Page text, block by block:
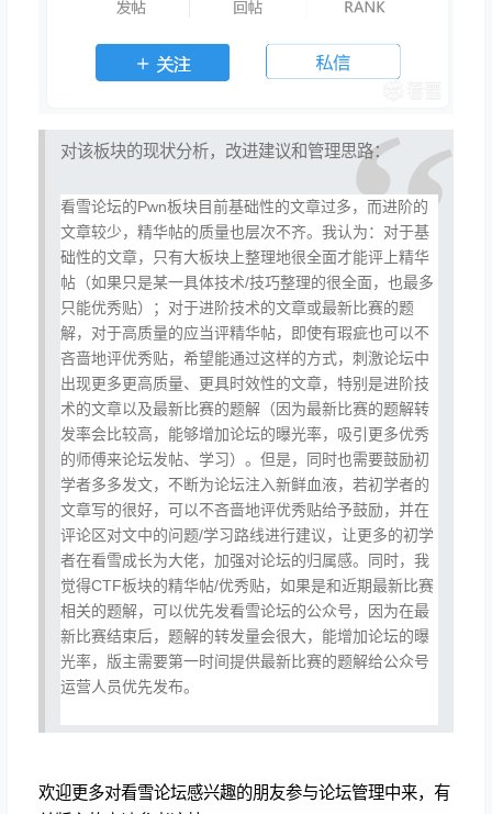
对该板块的现状分析，改进建议和管理思路：
看雪论坛的Pwn板块目前基础性的文章过多，而进阶的
文章较少，精华帖的质量也层次不齐。我认为：对于基
础性的文章，只有大板块上整理地很全面才能评上精华
帖（如果只是某一具体技术/技巧整理的很全面，也最多
只能优秀贴）；对于进阶技术的文章或最新比赛的题
解，对于高质量的应当评精华帖，即使有瑕疵也可以不
吝啬地评优秀贴，希望能通过这样的方式，刺激论坛中
出现更多更高质量、更具时效性的文章，特别是进阶技
术的文章以及最新比赛的题解（因为最新比赛的题解转
发率会比较高，能够增加论坛的曝光率，吸引更多优秀
的师傅来论坛发帖、学习）。但是，同时也需要鼓励初
学者多多发文，不断为论坛注入新鲜血液，若初学者的
文章写的很好，可以不吝啬地评优秀贴给予鼓励，并在
评论区对文中的问题/学习路线进行建议，让更多的初学
者在看雪成长为大佬，加强对论坛的归属感。同时，我
觉得CTF板块的精华帖/优秀贴，如果是和近期最新比赛
相关的题解，可以优先发看雪论坛的公众号，因为在最
新比赛结束后，题解的转发量会很大，能增加论坛的曝
光率，版主需要第一时间提供最新比赛的题解给公众号
运营人员优先发布。
欢迎更多对看雪论坛感兴趣的朋友参与论坛管理中来，有